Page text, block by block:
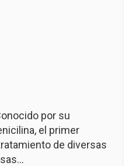
por su
el primer
de diversas